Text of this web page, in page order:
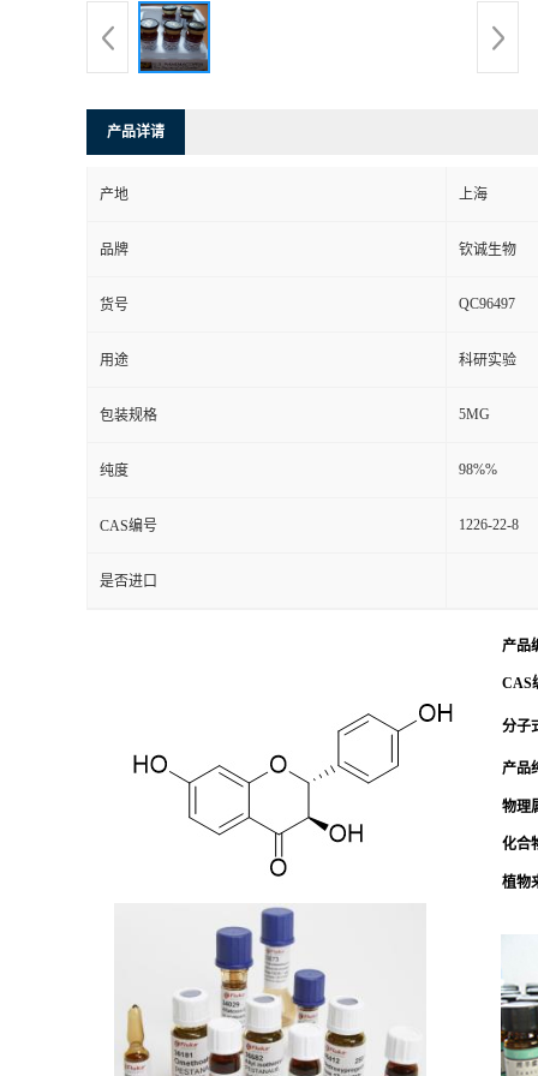
产品详请
产地 上海
品牌 钦诚生物
货号 QC96497
用途 科研实验
包装规格 5MG
纯度 98%%
CAS编号 1226-22-8
是否进口
产品
CAS
分子
产品
物理
化合
植物